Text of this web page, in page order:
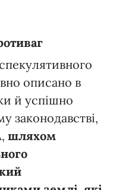
описано в
й успішно
законодавстві,
шляхом